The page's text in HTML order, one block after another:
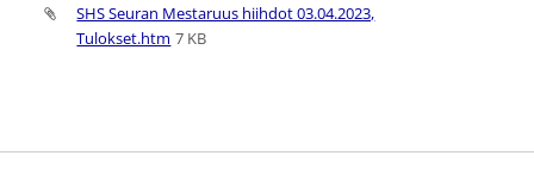
SHS Seuran Mestaruus hiihdot 03.04.2023,
Tulokset.htm 7 KB